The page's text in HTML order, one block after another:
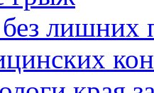
лишних